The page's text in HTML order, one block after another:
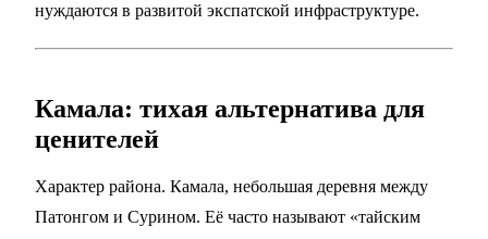
нуждаются в развитой экспатской инфраструктуре.
Камала: тихая альтернатива для
ценителей
Характер района. Камала, небольшая деревня между
Патонгом и Сурином. Её часто называют «тайским